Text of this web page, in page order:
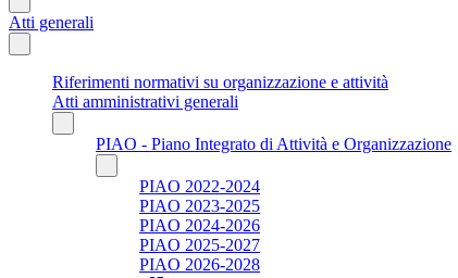
Atti generali
Riferimenti normativi su organizzazione e attività
Atti amministrativi generali
PIAO - Piano Integrato di Attività e Organizzazione
PIAO 2022-2024
PIAO 2023-2025
PIAO 2024-2026
PIAO 2025-2027
PIAO 2026-2028